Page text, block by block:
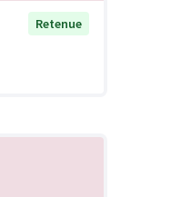
Retenue